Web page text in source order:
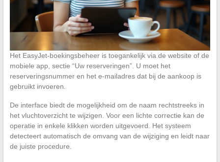
Het EasyJet-boekingsbeheer is toegankelijk via de website of de
mobiele app, sectie “Uw reserveringen”. U moet het
reserveringsnummer en het e-mailadres dat bij de aankoop is
gebruikt invoeren.
De interface biedt de mogelijkheid om de naam rechtstreeks in
het vluchtoverzicht te wijzigen. Voor een lichte correctie kan de
operatie in enkele klikken worden uitgevoerd. Het systeem
detecteert automatisch de omvang van de wijziging en leidt naar
de juiste procedure.